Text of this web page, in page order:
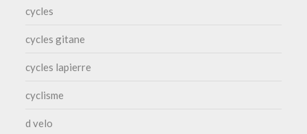
cycles
cycles gitane
cycles lapierre
cyclisme
d velo